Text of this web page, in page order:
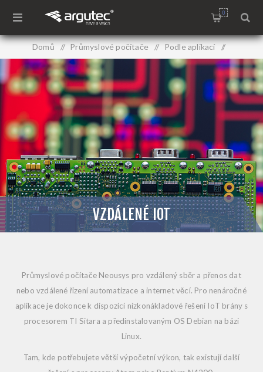
0
Domů / Průmyslové počítače / Podle aplikací /
VZDÁLENÉ IOT
Průmyslové počítače Neousys pro vzdálený sběr a přenos dat
nebo vzdálené řízení automatizace a internet věcí. Pro nenáročné
aplikace je dokonce k dispozici nízkonákladové řešení IoT brány s
procesorem TI Sitara a předinstalovaným OS Debian na bázi
Linux.
Tam, kde potřebujete větší výpočetní výkon, tak existují další